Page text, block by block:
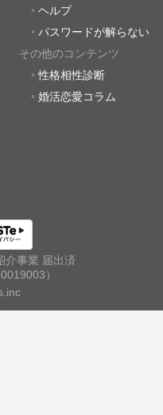
ヘルプ
パスワードが解らない
その他のコンテンツ
性格相性診断
婚活恋愛コラム
介事業 届出済
）